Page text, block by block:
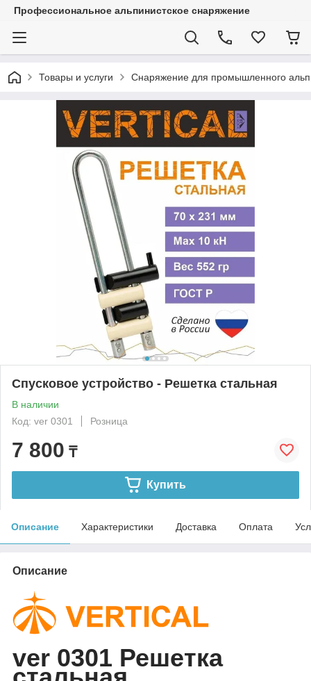
Профессиональное альпинистское снаряжение
Товары и услуги Снаряжение для промышленного
Спусковое устройство - Решетка стальная
В наличии
Код: ver 0301
Розница
7 800 ₸
Купить
Описание Характеристики Доставка Оплата
Описание
ver 0301 Решетка